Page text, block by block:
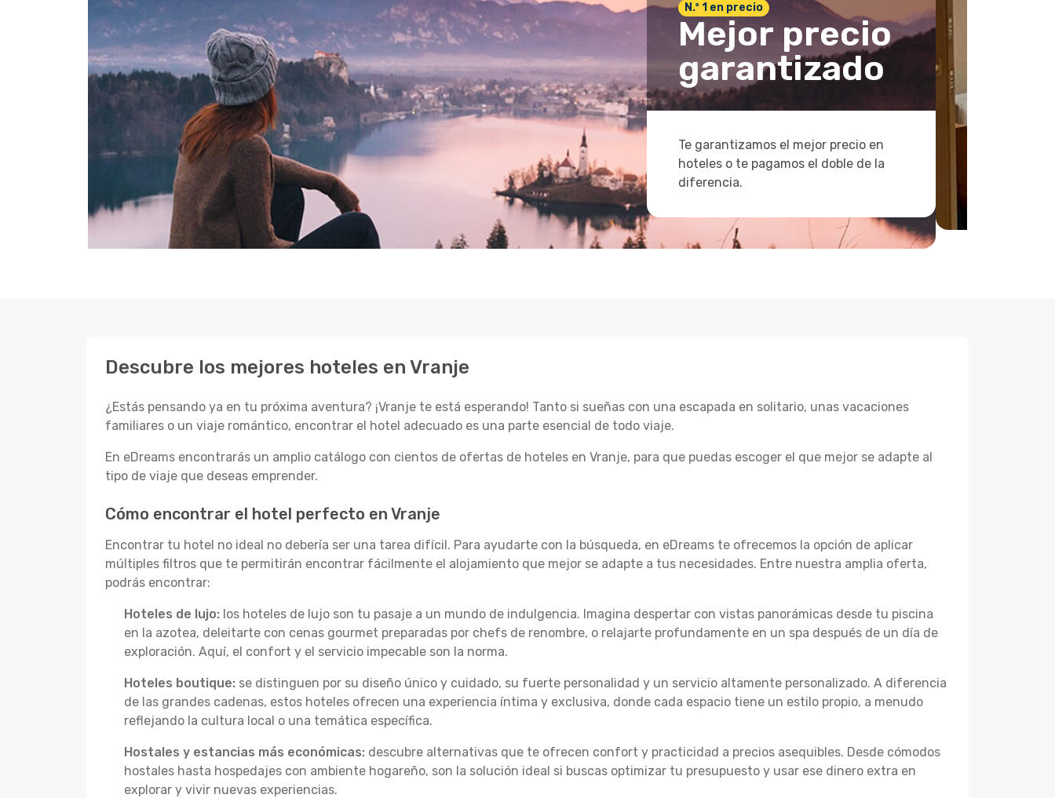
N.º 1 en precio
Mejor precio
garantizado
Te garantizamos el mejor precio en
hoteles o te pagamos el doble de la
diferencia.
Descubre los mejores hoteles en Vranje
¿Estás pensando ya en tu próxima aventura? ¡Vranje te está esperando! Tanto si sueñas con una escapada en solitario, unas vacaciones
familiares o un viaje romántico, encontrar el hotel adecuado es una parte esencial de todo viaje.
En eDreams encontrarás un amplio catálogo con cientos de ofertas de hoteles en Vranje, para que puedas escoger el que mejor se adapte al
tipo de viaje que deseas emprender.
Cómo encontrar el hotel perfecto en Vranje
Encontrar tu hotel no ideal no debería ser una tarea difícil. Para ayudarte con la búsqueda, en eDreams te ofrecemos la opción de aplicar
múltiples filtros que te permitirán encontrar fácilmente el alojamiento que mejor se adapte a tus necesidades. Entre nuestra amplia oferta,
podrás encontrar:
Hoteles de lujo: los hoteles de lujo son tu pasaje a un mundo de indulgencia. Imagina despertar con vistas panorámicas desde tu piscina
en la azotea, deleitarte con cenas gourmet preparadas por chefs de renombre, o relajarte profundamente en un spa después de un día de
exploración. Aquí, el confort y el servicio impecable son la norma.
Hoteles boutique: se distinguen por su diseño único y cuidado, su fuerte personalidad y un servicio altamente personalizado. A diferencia
de las grandes cadenas, estos hoteles ofrecen una experiencia íntima y exclusiva, donde cada espacio tiene un estilo propio, a menudo
reflejando la cultura local o una temática específica.
Hostales y estancias más económicas: descubre alternativas que te ofrecen confort y practicidad a precios asequibles. Desde cómodos
hostales hasta hospedajes con ambiente hogareño, son la solución ideal si buscas optimizar tu presupuesto y usar ese dinero extra en
explorar y vivir nuevas experiencias.